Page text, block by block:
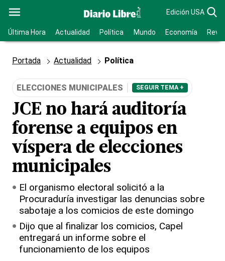
Edición USA
Última Hora Actualidad Política Mundo Economía
Portada Actualidad Política
ELECCIONES MUNICIPALES SEGUIR TEMA +
JCE no hará auditoría
forense a equipos en
víspera de elecciones
municipales
El organismo electoral solicitó a la
Procuraduría investigar las denuncias sobre
sabotaje a los comicios de este domingo
Dijo que al finalizar los comicios, Capel
entregará un informe sobre el
funcionamiento de los equipos